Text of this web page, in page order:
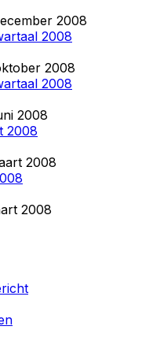
2008
2008
2008
2008
2008
2008
2008
2008